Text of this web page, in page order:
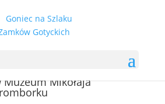
Mikołaja